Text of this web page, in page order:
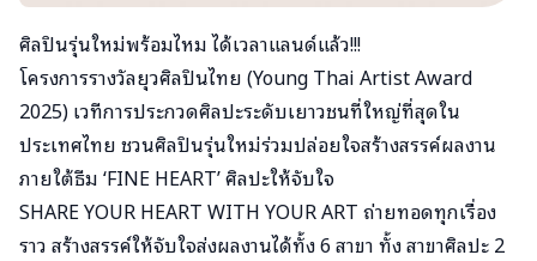
ศิลปินรุ่นใหม่พร้อมไหม ได้เวลาแลนด์แล้ว!!!
โครงการรางวัลยุวศิลปินไทย (Young Thai Artist Award
2025) เวทีการประกวดศิลปะระดับเยาวชนที่ใหญ่ที่สุดใน
ประเทศไทย ชวนศิลปินรุ่นใหม่ร่วมปล่อยใจสร้างสรรค์ผลงาน
ภายใต้ธีม ‘FINE HEART’ ศิลปะให้จับใจ
SHARE YOUR HEART WITH YOUR ART ถ่ายทอดทุกเรื่อง
ราว สร้างสรรค์ให้จับใจส่งผลงานได้ทั้ง 6 สาขา ทั้ง สาขาศิลปะ 2